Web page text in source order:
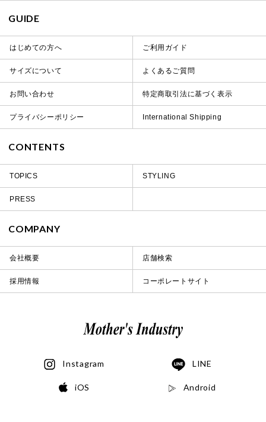
GUIDE
はじめての方へ ご利用ガイド
サイズについて よくあるご質問
お問い合わせ 特定商取引法に基づく表示
プライバシーポリシー International Shipping
CONTENTS
TOPICS STYLING
PRESS
COMPANY
会社概要 店舗検索
採用情報 コーポレートサイト
Instagram LINE
iOS Android